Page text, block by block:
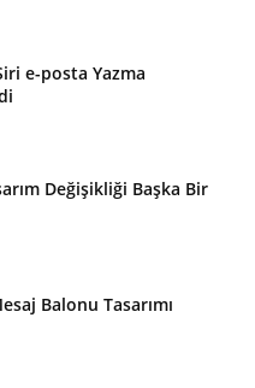
e-posta Yazma
Değişikliği Başka Bir
Balonu Tasarımı